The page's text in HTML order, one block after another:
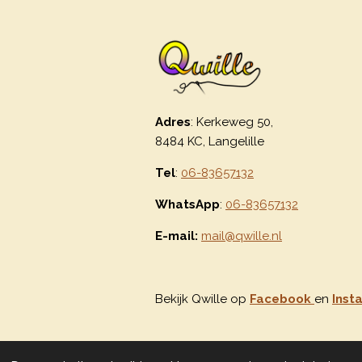
Adres: Kerkeweg 50,
8484 KC, Langelille
Tel: 06-83657132
WhatsApp: 06-83657132
E-mail: mail@qwille.nl
Bekijk Qwille op Facebook en